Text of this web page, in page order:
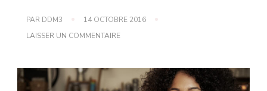
PAR DDM3
14 OCTOBRE 2016
LAISSER UN COMMENTAIRESUR
STORE